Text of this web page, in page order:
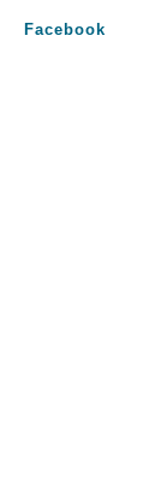
Facebook